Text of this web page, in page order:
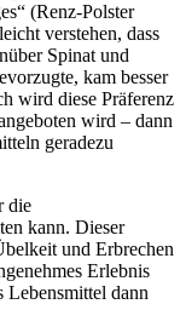
(Renz-Polster
verstehen, dass
Spinat und
kam besser
wird diese Präferenz
wird – dann
geradezu
die
kann. Dieser
und Erbrechen
Erlebnis
Lebensmittel dann